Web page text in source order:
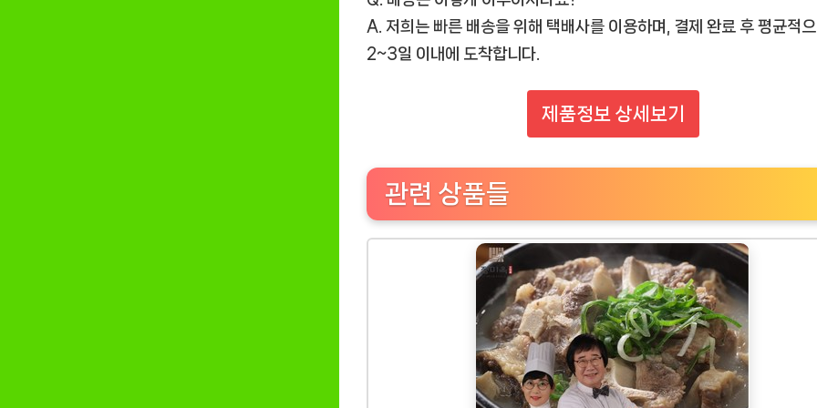
A. 저희는 빠른 배송을 위해 택배사를 이용하며, 결제 완료 후 평균적
2~3일 이내에 도착합니다.
제품정보 상세보기
관련 상품들